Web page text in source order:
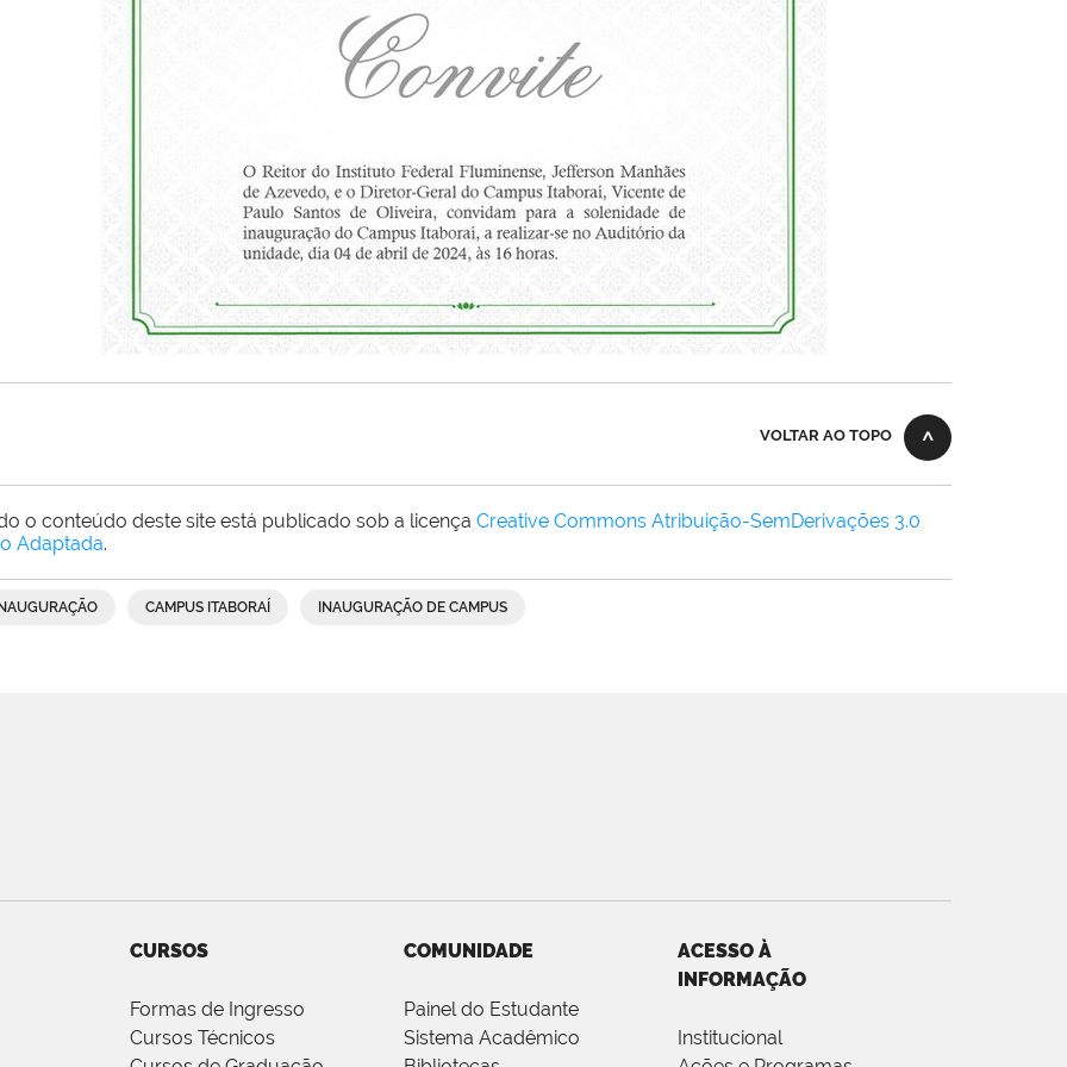
VOLTAR AO TOPO
o conteúdo deste site está publicado sob a licença Creative Commons Atribuição-SemDerivações 3.0
Adaptada.
CAMPUS ITABORAÍ INAUGURAÇÃO DE CAMPUS
CURSOS
Formas de Ingresso
Cursos Técnicos
COMUNIDADE
Painel do Estudante
Sistema Acadêmico
ACESSO À
INFORMAÇÃO
Institucional